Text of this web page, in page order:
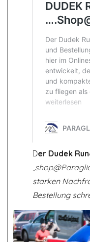
Der Dudek
starken
Bestellung